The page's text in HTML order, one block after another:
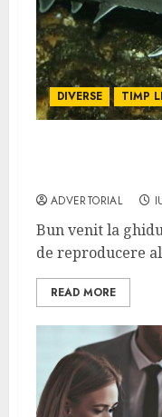
DIVERSE TIMP
ADVERTORIAL
Bun venit la
de reproducere
READ MORE